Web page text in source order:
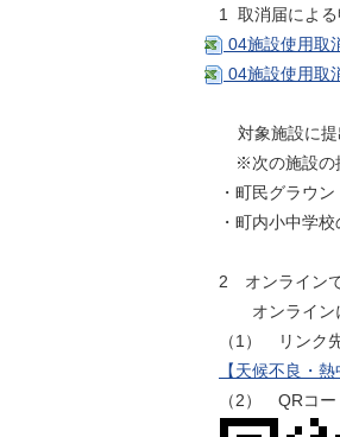
1 取消届によ
04施設使用取
04施設使用取
対象施設に提
※次の施設の
・町民グラウ
・町内小中学
2 オンライン
オンラインに
（1） リンク
【天候不良・
（2） QRコー